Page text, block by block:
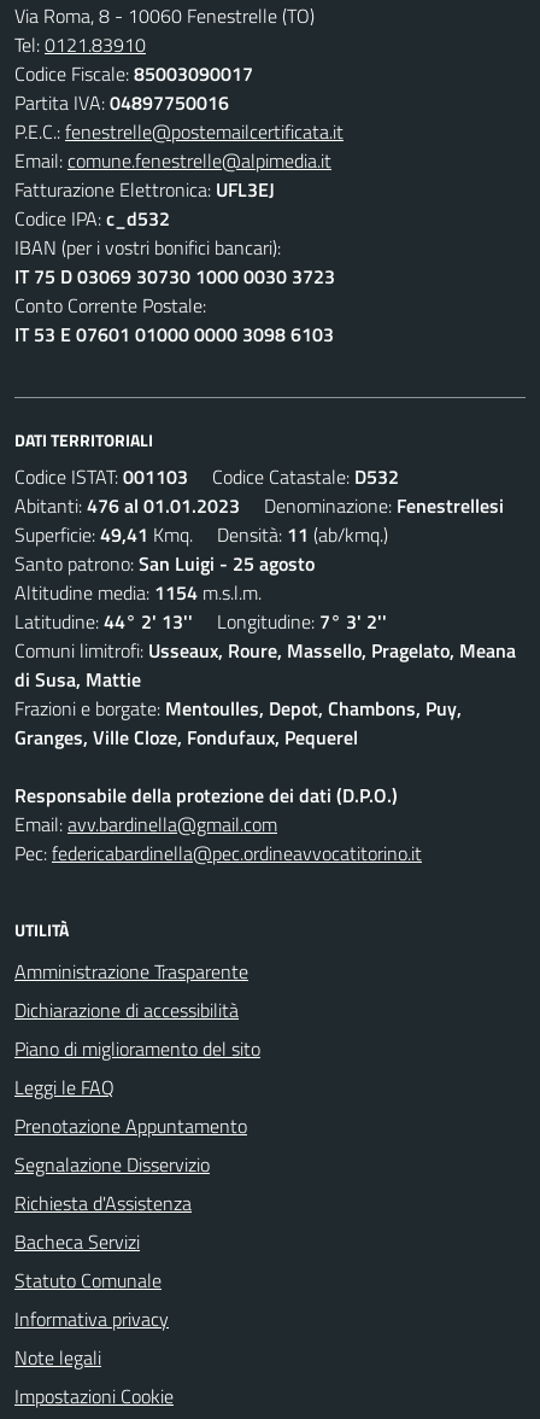
Via Roma, 8 - 10060 Fenestrelle (TO)
Tel:0121.83910
Codice Fiscale:85003090017
Partita IVA:04897750016
P.E.C.:fenestrelle@postemailcertificata.it
Email:comune.fenestrelle@alpimedia.it
Fatturazione Elettronica: UFL3EJ
Codice IPA:c_d532
IBAN (per i vostri bonifici bancari):
IT 75 D 03069 30730 1000 0030 3723
Conto Corrente Postale:
IT 53 E 07601 01000 0000 3098 6103
DATI TERRITORIALI
Codice ISTAT:001103 Codice Catastale: D532
Abitanti:476 al 01.01.2023 Denominazione: Fenestrellesi
Superficie:49,41 Kmq. Densità: 11 (ab/kmq.)
Santo patrono:San Luigi - 25 agosto
Altitudine media: 1154 m.s.l.m.
Latitudine:44° 2' 13'' Longitudine: 7° 3' 2''
Comuni limitrofi: Usseaux, Roure, Massello, Pragelato, Meana
di Susa, Mattie
Frazioni e borgate: Mentoulles, Depot, Chambons, Puy,
Granges, Ville Cloze, Fondufaux, Pequerel
Responsabile della protezione dei dati (D.P.O.)
Email:avv.bardinella@gmail.com
Pec:federicabardinella@pec.ordineavvocatitorino.it
UTILITÀ
Amministrazione Trasparente
Dichiarazione di accessibilità
Piano di miglioramento del sito
Leggi le FAQ
Prenotazione Appuntamento
Segnalazione Disservizio
Richiesta d'Assistenza
Bacheca Servizi
Statuto Comunale
Informativa privacy
Note legali
Impostazioni Cookie